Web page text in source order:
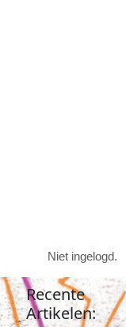
Niet ingelogd.
Recente
Artikelen: